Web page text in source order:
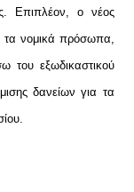
Επιπλέον, ο νέος
τα νομικά πρόσωπα,
του εξωδικαστικού
δανείων για τα